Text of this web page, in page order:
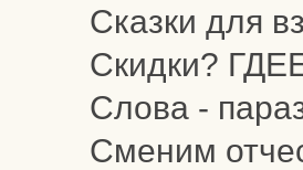
Сказки для
Скидки?
Слова -
Сменим